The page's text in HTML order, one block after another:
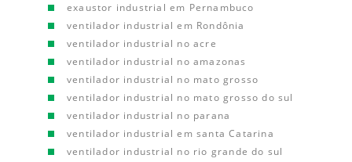
exaustor industrial em Pernambuco
ventilador industrial em Rondônia
ventilador industrial no acre
ventilador industrial no amazonas
ventilador industrial no mato grosso
ventilador industrial no mato grosso do sul
ventilador industrial no parana
ventilador industrial em santa Catarina
ventilador industrial no rio grande do sul